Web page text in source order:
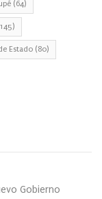
(64)
Estado (80)
Gobierno